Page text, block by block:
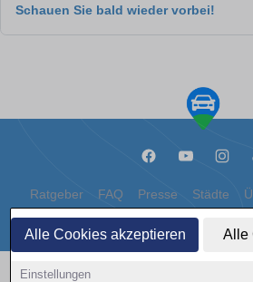
Alle Cookies akzeptieren Alle
Einstellungen
Schauen Sie bald wieder vorbei!
Ratgeber FAQ Presse Städte
Datenschutz
Copyright © 2000 - 2026 | 1A Infosysteme